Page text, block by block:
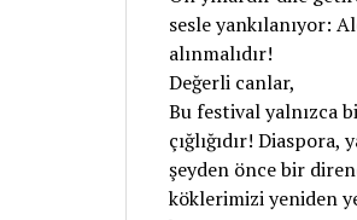
sesle yankılanıyor:
alınmalıdır!
Değerli canlar,
Bu festival yalnızca
çığlığıdır!
şeyden önce bir
köklerimizi yeniden